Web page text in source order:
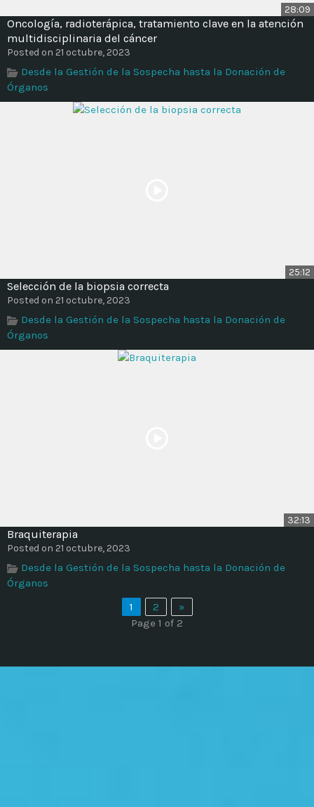
28:09
Oncología, radioterápica, tratamiento clave en la atención
multidisciplinaria del cáncer
Posted on 21 octubre, 2023
Desde la Gestión de la Sospecha hasta la Donación de
Órganos
25:12
Selección de la biopsia correcta
Posted on 21 octubre, 2023
Desde la Gestión de la Sospecha hasta la Donación de
Órganos
32:13
Braquiterapia
Posted on 21 octubre, 2023
Desde la Gestión de la Sospecha hasta la Donación de
Órganos
1
2
»
Page 1 of 2